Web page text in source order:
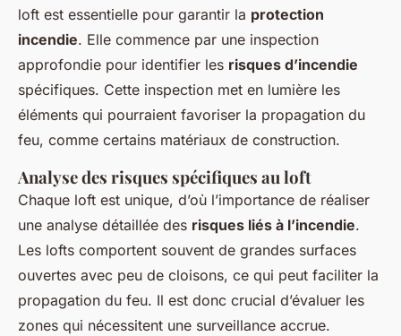
loft est essentielle pour garantir la protection
incendie. Elle commence par une inspection
approfondie pour identifier les risques d’incendie
spécifiques. Cette inspection met en lumière les
éléments qui pourraient favoriser la propagation du
feu, comme certains matériaux de construction.
Analyse des risques spécifiques au loft
Chaque loft est unique, d’où l’importance de réaliser
une analyse détaillée des risques liés à l’incendie.
Les lofts comportent souvent de grandes surfaces
ouvertes avec peu de cloisons, ce qui peut faciliter la
propagation du feu. Il est donc crucial d’évaluer les
zones qui nécessitent une surveillance accrue.